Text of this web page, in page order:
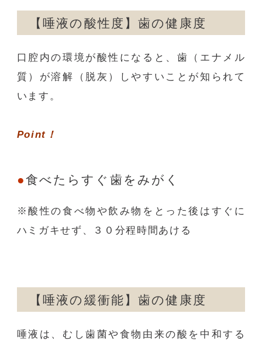
【唾液の酸性度】歯の健康度
口腔内の環境が酸性になると、歯（エナメル
質）が溶解（脱灰）しやすいことが知られて
います。
Point！
食べたらすぐ歯をみがく
※酸性の食べ物や飲み物をとった後はすぐに
ハミガキせず、３０分程時間あける
【唾液の緩衝能】歯の健康度
唾液は、むし歯菌や食物由来の酸を中和する